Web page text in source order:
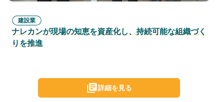
建設業
ナレカンが現場の知恵を資産化し、持続可能な組織づく
りを推進
詳細を見る